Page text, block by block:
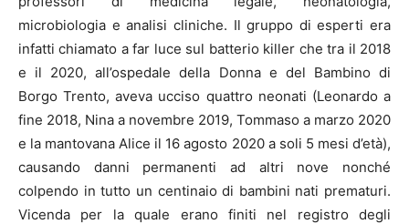
microbiologia e analisi cliniche. Il gruppo di esperti era
infatti chiamato a far luce sul batterio killer che tra il 2018
e il 2020, all’ospedale della Donna e del Bambino di
Borgo Trento, aveva ucciso quattro neonati (Leonardo a
fine 2018, Nina a novembre 2019, Tommaso a marzo 2020
e la mantovana Alice il 16 agosto 2020 a soli 5 mesi d’età),
causando danni permanenti ad altri nove nonché
colpendo in tutto un centinaio di bambini nati prematuri.
Vicenda per la quale erano finiti nel registro degli